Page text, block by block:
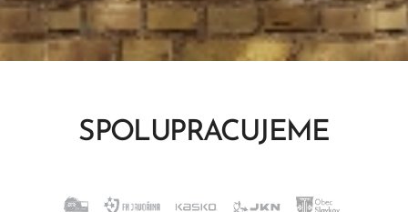
SPOLUPRACUJEME